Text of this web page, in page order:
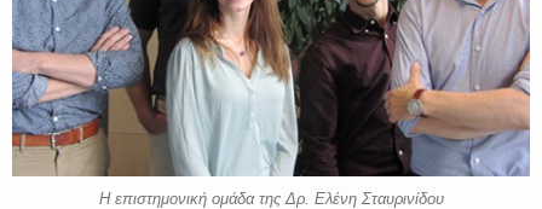
Η επιστημονική ομάδα της Δρ. Ελένη Σταυρινίδου